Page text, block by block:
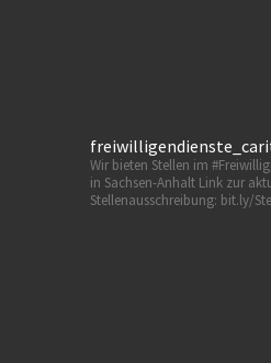
Wir bieten Stellen im
in Sachsen-AnhaltLink zur
Stellenausschreibung: bit.ly/